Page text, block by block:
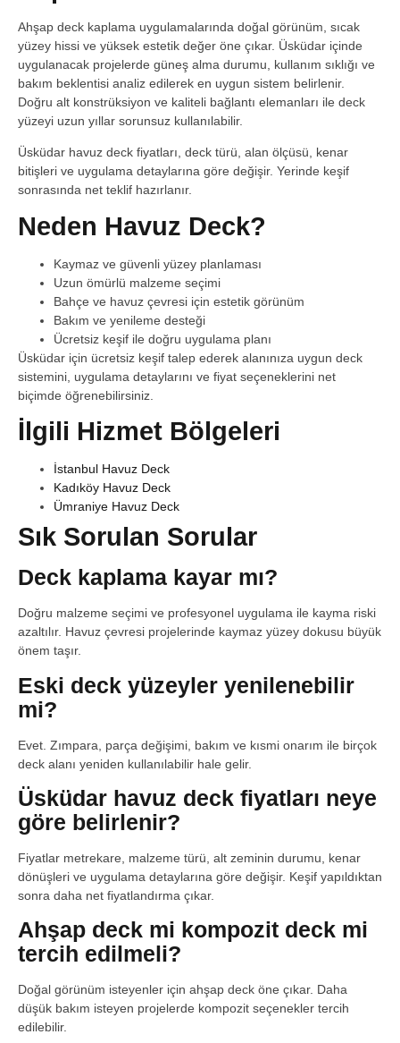
Ahşap deck kaplama uygulamalarında doğal görünüm, sıcak
yüzey hissi ve yüksek estetik değer öne çıkar. Üsküdar içinde
uygulanacak projelerde güneş alma durumu, kullanım sıklığı ve
bakım beklentisi analiz edilerek en uygun sistem belirlenir.
Doğru alt konstrüksiyon ve kaliteli bağlantı elemanları ile deck
yüzeyi uzun yıllar sorunsuz kullanılabilir.
Üsküdar havuz deck fiyatları, deck türü, alan ölçüsü, kenar
bitişleri ve uygulama detaylarına göre değişir. Yerinde keşif
sonrasında net teklif hazırlanır.
Neden Havuz Deck?
Kaymaz ve güvenli yüzey planlaması
Uzun ömürlü malzeme seçimi
Bahçe ve havuz çevresi için estetik görünüm
Bakım ve yenileme desteği
Ücretsiz keşif ile doğru uygulama planı
Üsküdar için ücretsiz keşif talep ederek alanınıza uygun deck
sistemini, uygulama detaylarını ve fiyat seçeneklerini net
biçimde öğrenebilirsiniz.
İlgili Hizmet Bölgeleri
İstanbul Havuz Deck
Kadıköy Havuz Deck
Ümraniye Havuz Deck
Sık Sorulan Sorular
Deck kaplama kayar mı?
Doğru malzeme seçimi ve profesyonel uygulama ile kayma riski
azaltılır. Havuz çevresi projelerinde kaymaz yüzey dokusu büyük
önem taşır.
Eski deck yüzeyler yenilenebilir
mi?
Evet. Zımpara, parça değişimi, bakım ve kısmi onarım ile birçok
deck alanı yeniden kullanılabilir hale gelir.
Üsküdar havuz deck fiyatları neye
göre belirlenir?
Fiyatlar metrekare, malzeme türü, alt zeminin durumu, kenar
dönüşleri ve uygulama detaylarına göre değişir. Keşif yapıldıktan
sonra daha net fiyatlandırma çıkar.
Ahşap deck mi kompozit deck mi
tercih edilmeli?
Doğal görünüm isteyenler için ahşap deck öne çıkar. Daha
düşük bakım isteyen projelerde kompozit seçenekler tercih
edilebilir.